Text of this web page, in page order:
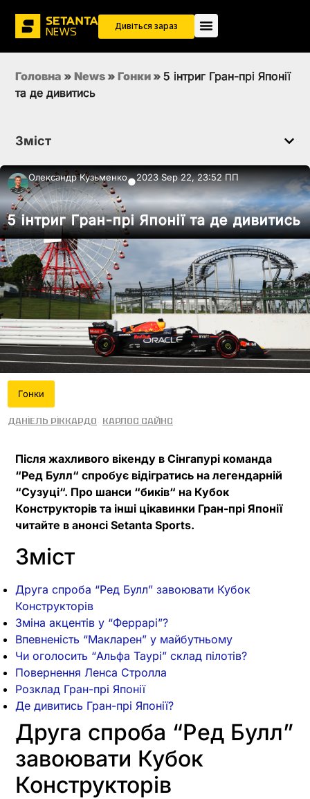
Дивіться зараз
Головна » News » Гонки » 5 інтриг Гран-прі Японії
та де дивитись
Зміст
Олександр Кузьменко●2023 Sep 22, 23:52 ПП
5 інтриг Гран-прі Японії та де дивитись
Гонки
Даніель Ріккардо Карлос Сайнс
Після жахливого вікенду в Сінгапурі команда
“Ред Булл“ спробує відігратись на легендарній
“Сузуці“. Про шанси “биків“ на Кубок
Конструкторів та інші цікавинки Гран-прі Японії
читайте в анонсі Setanta Sports.
Зміст
Друга спроба “Ред Булл” завоювати Кубок
Конструкторів
Зміна акцентів у “Феррарі”?
Впевненість “Макларен” у майбутньому
Чи оголосить “Альфа Таурі” склад пілотів?
Повернення Ленса Стролла
Розклад Гран-прі Японії
Де дивитись Гран-прі Японії?
Друга спроба “Ред Булл”
завоювати Кубок
Конструкторів